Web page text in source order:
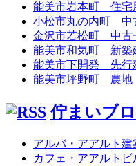
能美市岩本町 住宅
小松市丸の内町 中
金沢市若松町 中古
能美市和気町 新築
能美市下開発 先行
能美市坪野町 農地
佇まいブ
アルバ・アアルト建
カフェ・アアルトビ